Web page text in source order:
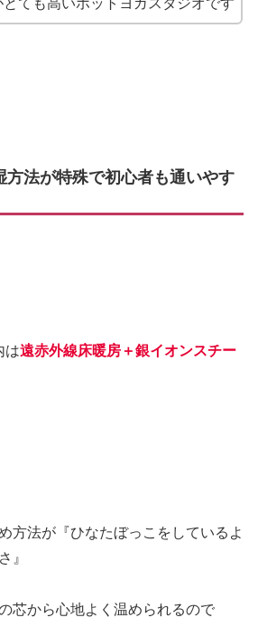
法が特殊で初心者も通いやす
は遠赤外線床暖房＋銀イオンスチー
方法が『ひなたぼっこをしているよ
』
芯から心地よく温められるので